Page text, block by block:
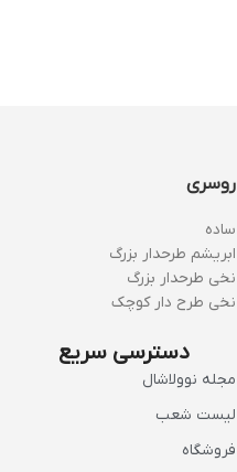
روسری
ساده
ابریشم طرحدار بزرگ
نخی طرحدار بزرگ
نخی طرح دار کوچک
دسترسی سریع
مجله نوولاشال
لیست شعب
فروشگاه